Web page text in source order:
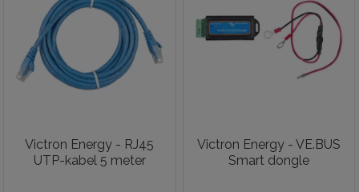
Victron Energy - RJ45
UTP-kabel 5 meter
Victron Energy - VE.BUS
Smart dongle